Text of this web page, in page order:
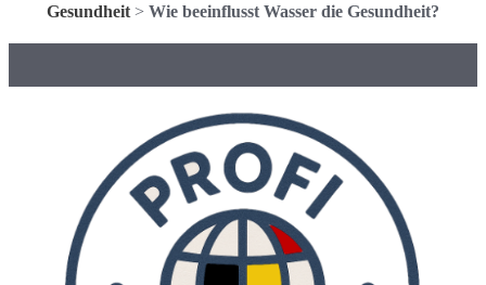
Gesundheit > Wie beeinflusst Wasser die Gesundheit?